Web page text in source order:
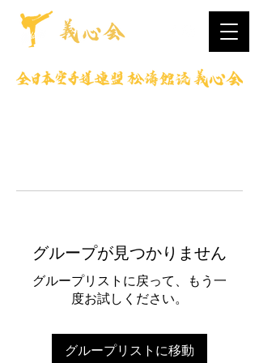
グループが見つかりません
グループリストに戻って、もう一
度お試しください。
グループリストに移動